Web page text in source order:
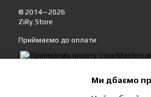
© 2014—2026
ZiRy.Store
Приймаємо до оплати
Ми дбаємо